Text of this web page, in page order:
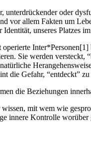
unterdrückender oder
vor allem Fakten um
Identität, unseres
Sie werden
die Gefahr, “entdeckt”
die Beziehungen
mit wem wie
innere Kontrolle